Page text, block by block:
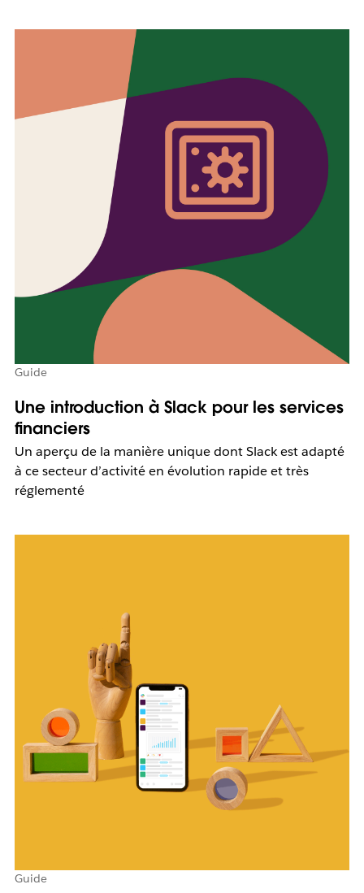
Guide
Une introduction à Slack pour les services
financiers
Un aperçu de la manière unique dont Slack est adapté
à ce secteur d’activité en évolution rapide et très
réglementé
Guide